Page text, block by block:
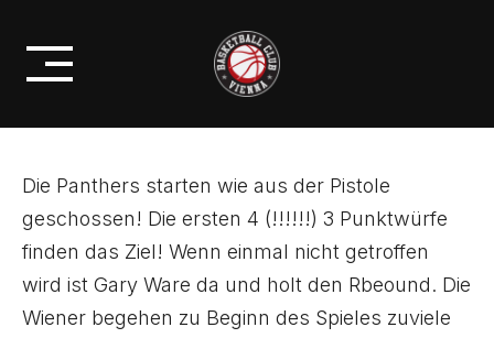
content
HALLMANN ZÄHMT DIE
KATZEN!
Die Panthers starten wie aus der Pistole
geschossen! Die ersten 4 (!!!!!!) 3 Punktwürfe
finden das Ziel! Wenn einmal nicht getroffen
wird ist Gary Ware da und holt den Rbeound. Die
Wiener begehen zu Beginn des Spieles zuviele